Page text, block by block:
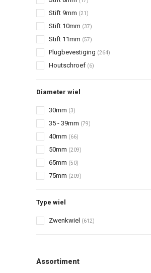
Stift 9mm (21)
Stift 10mm (37)
Stift 11mm (57)
Plugbevestiging (264)
Houtschroef (6)
Diameter wiel
30mm (3)
35 - 39mm (79)
40mm (66)
50mm (209)
65mm (50)
75mm (209)
Type wiel
Zwenkwiel (612)
Assortiment